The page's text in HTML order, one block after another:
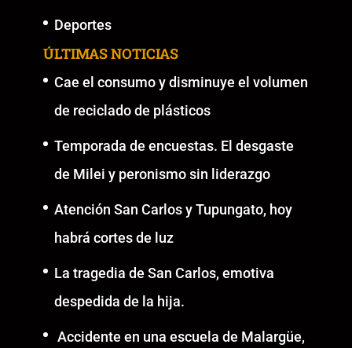
Deportes
ÚLTIMAS NOTICIAS
Cae el consumo y disminuye el volumen
de reciclado de plásticos
Temporada de encuestas. El desgaste
de Milei y peronismo sin liderazgo
Atención San Carlos y Tupungato, hoy
habrá cortes de luz
La tragedia de San Carlos, emotiva
despedida de la hija.
Accidente en una escuela de Malargüe,